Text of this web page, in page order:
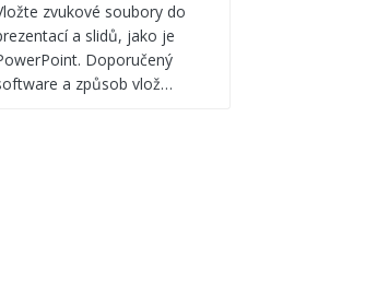
zvukové soubory do
a slidů, jako je
Doporučený
a způsob vlož…